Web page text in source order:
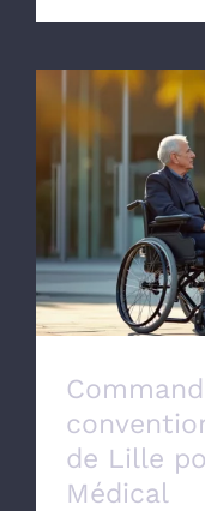
Commander
CPAM de
de Lille
Médical